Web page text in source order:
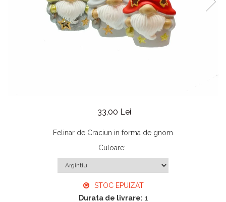
33,00 Lei
Felinar de Craciun in forma de gnom
Culoare:
STOC EPUIZAT
Durata de livrare: 1